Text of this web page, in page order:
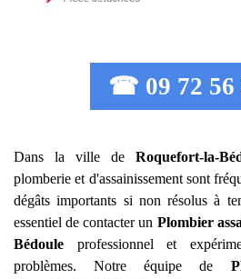
☎ 09 72 56
Dans la ville de Roquefort-la-
plomberie et d'assainissement sont
dégâts importants si non résolus à
essentiel de contacter un Plombier
Bédoule professionnel et
problèmes. Notre équipe de